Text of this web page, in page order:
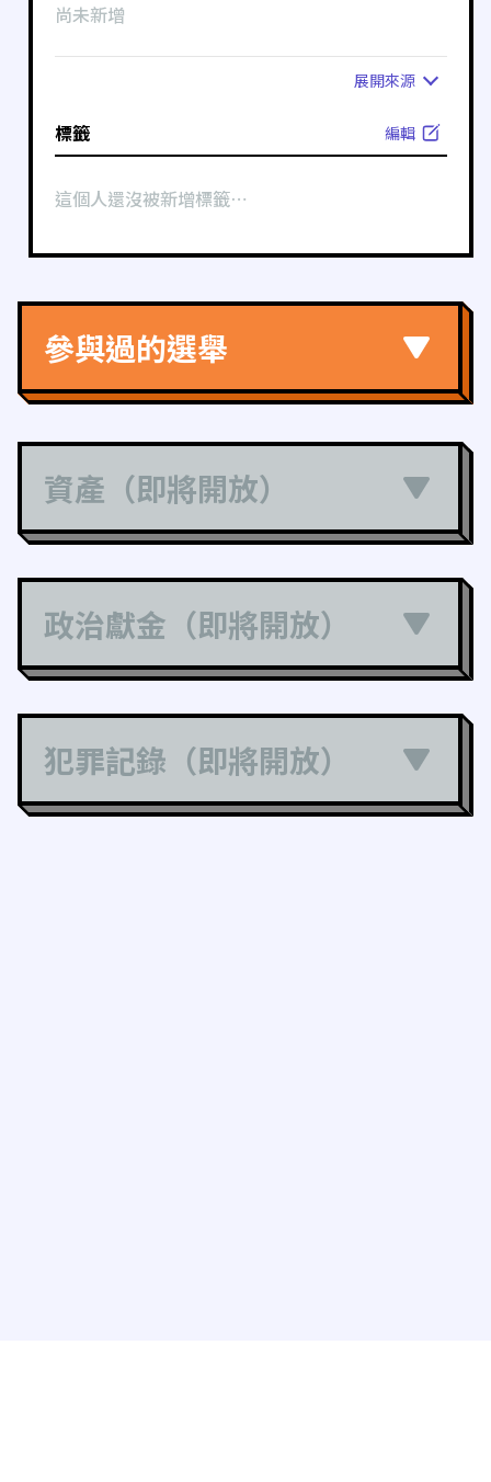
尚未新增
展開來源
標籤 編輯
這個人還沒被新增標籤⋯
參與過的選舉
資產（即將開放）
政治獻金（即將開放）
犯罪記錄（即將開放）